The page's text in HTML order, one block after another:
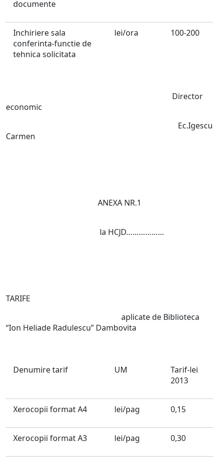
documente
Inchiriere sala
conferinta-functie de
tehnica solicitata
lei/ora 100-200
Director
economic
Ec.Igescu
Carmen
ANEXA NR.1
la HCJD………………
TARIFE
aplicate de Biblioteca
“Ion Heliade Radulescu” Dambovita
Denumire tarif UM
Tarif-lei
2013
Xerocopii format A4 lei/pag 0,15
Xerocopii format A3 lei/pag 0,30